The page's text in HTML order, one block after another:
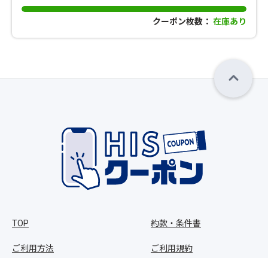
クーポン枚数： 在庫あり
TOP
ご利用方法
約款・条件書
ご利用規約